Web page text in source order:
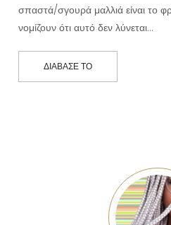
σπαστά/σγουρά μαλλιά είναι το
νομίζουν ότι αυτό δεν λύνεται…
ΔΙΆΒΑΣΕ ΤΟ